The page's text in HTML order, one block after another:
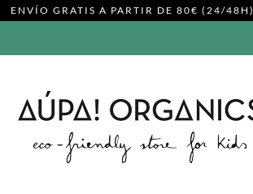
ENVÍO GRATIS A PARTIR DE 80€ (24/48H)